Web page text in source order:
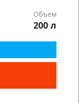
Объем
200 л